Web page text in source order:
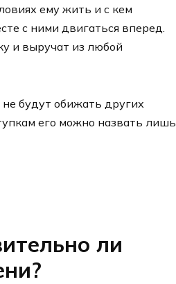
ему жить и с кем
с ними двигаться вперед.
и выручат из любой
будут обижать других
его можно назвать лишь
ли